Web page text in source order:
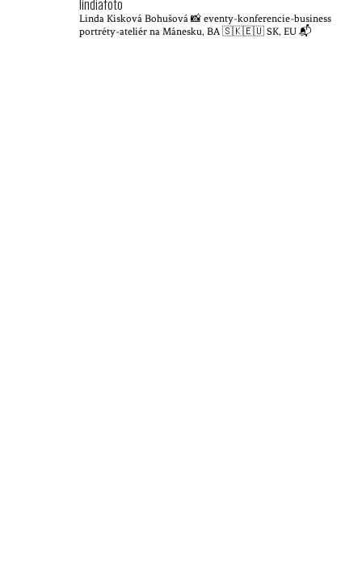
lindiafoto
Linda Kisková Bohušová 📸 eventy-konferencie-business
portréty-ateliér na Mánesku, BA🇸🇰🇪🇺 SK, EU 📬